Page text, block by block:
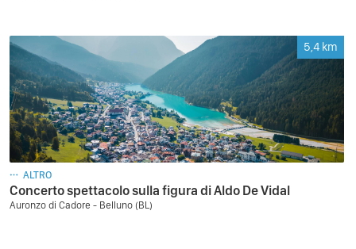
5,4 km
ALTRO
Concerto spettacolo sulla figura di Aldo De Vidal
Auronzo di Cadore - Belluno (BL)